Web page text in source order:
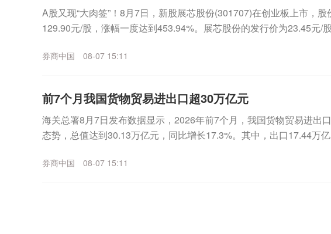
A股又现“大肉签”！8月7日，新股展芯股份(301707)在创业板上市，股
129.90元/股，涨幅一度达到453.94%。展芯股份的发行价为23.45元/
券商中国 08-07 15:11
前7个月我国货物贸易进出口超30万亿元
海关总署8月7日发布数据显示，2026年前7个月，我国货物贸易进出
态势，总值达到30.13万亿元，同比增长17.3%。其中，出口17.44万
券商中国 08-07 15:11